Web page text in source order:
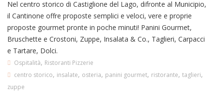
Nel centro storico di Castiglione del Lago, difronte al Municipio,
il Cantinone offre proposte semplici e veloci, vere e proprie
proposte gourmet pronte in poche minuti! Panini Gourmet,
Bruschette e Crostoni, Zuppe, Insalata & Co., Taglieri, Carpacci
e Tartare, Dolci.
Ospitalità, Ristoranti Pizzerie
centro storico, insalate, osteria, panini gourmet, ristorante, taglieri,
zuppe